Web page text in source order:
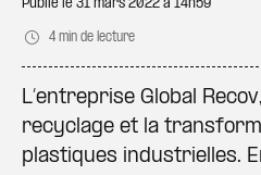
Publié le 31 mars 2022 à 14h59
4 min de lecture
L’entreprise Global
recyclage et la
plastiques industrielles.